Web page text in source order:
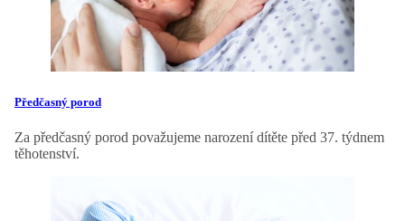
Předčasný porod
Za předčasný porod považujeme narození dítěte před 37. týdnem
těhotenství.